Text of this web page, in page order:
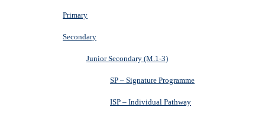
Primary
Secondary
Junior Secondary (M.1-3)
SP – Signature Programme
ISP – Individual Pathway